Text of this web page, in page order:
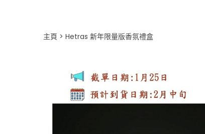
主頁 Hetras 新年限量版香氛禮盒